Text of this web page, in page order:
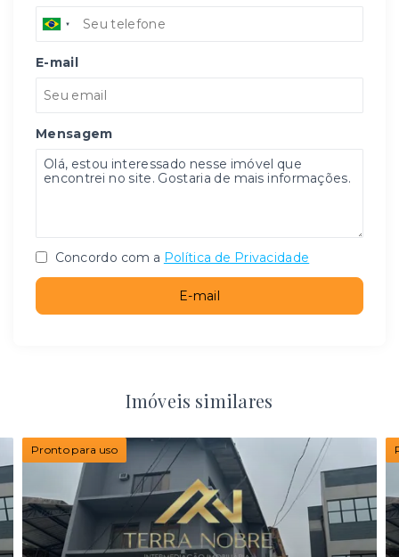
E-mail
Mensagem
Concordo com a Política de Privacidade
E-mail
Imóveis similares
Pronto para uso